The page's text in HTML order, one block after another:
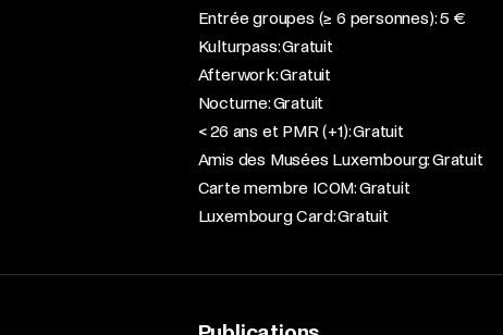
Entrée groupes (≥ 6 personnes): 5 €
Kulturpass: Gratuit
Afterwork: Gratuit
Nocturne: Gratuit
< 26 ans et PMR (+1): Gratuit
Amis des Musées Luxembourg: Gratuit
Carte membre ICOM: Gratuit
Luxembourg Card: Gratuit